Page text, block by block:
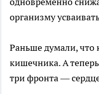
организму
Раньше думали, что
кишечника. А
три фронта —